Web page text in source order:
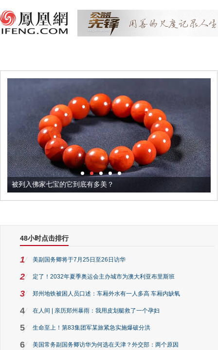
被列入佛家七宝的它到底有多美？
48小时点击排行
1 美副国务卿将于7月25日至26日访华
2 定了！2032年夏季奥运会主办城市为澳大利亚布里斯班
3 郑州地铁被困人员口述：车厢外水有一人多高 车厢内缺氧
4 在人间 | 亲历郑州暴雨：我用皮划艇救了一个孕妇
5 生命至上！第83集团军某旅紧急实施爆破分洪
6 美国常务副国务卿访华为何选在天津？外交部：两个原因